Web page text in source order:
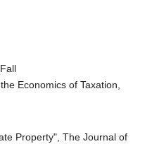
Economics of Taxation,
Property", The Journal of